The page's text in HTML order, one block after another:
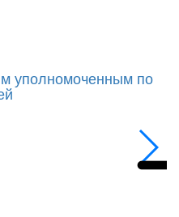
уполномоченным по